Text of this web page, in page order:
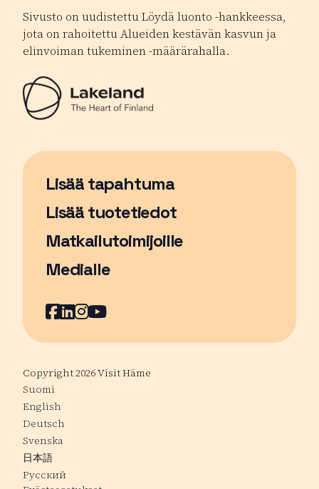
Sivusto on uudistettu Löydä luonto -hankkeessa,
jota on rahoitettu Alueiden kestävän kasvun ja
elinvoiman tukeminen -määrärahalla.
Lisää tapahtuma
Sivu avautuu uudessa ikkunassa
Lisää tuotetiedot
Matkailutoimijoille
Medialle
Facebook
Sivu avautuu uudessa ikkunassa
LinkedIn
Sivu avautuu uudessa ikkunassa
Instagram
Sivu avautuu uudessa
YouTube
Sivu avautuu uudessa
Copyright 2026 Visit Häme
Suomi
English
Deutsch
Svenska
日本語
Русский